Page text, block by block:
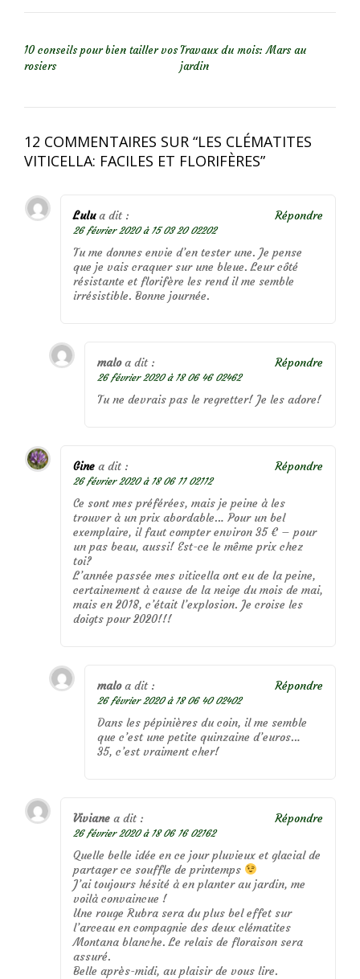
10 conseils pour bien tailler vos
rosiers
Travaux du mois: Mars au
jardin
12 COMMENTAIRES SUR “LES CLÉMATITES
VITICELLA: FACILES ET FLORIFÈRES”
Lulu a dit :
26 février 2020 à 15 03 20 02202
Tu me donnes envie d’en tester une. Je pense
que je vais craquer sur une bleue. Leur côté
résistante et florifère les rend il me semble
irrésistible. Bonne journée.
Répondre
malo a dit :
26 février 2020 à 18 06 46 02462
Tu ne devrais pas le regretter! Je les adore!
Répondre
Gine a dit :
26 février 2020 à 18 06 11 02112
Ce sont mes préférées, mais je peine à les
trouver à un prix abordable… Pour un bel
exemplaire, il faut compter environ 35 € – pour
un pas beau, aussi! Est-ce le même prix chez
toi?
L’année passée mes viticella ont eu de la peine,
certainement à cause de la neige du mois de mai,
mais en 2018, c’était l’explosion. Je croise les
doigts pour 2020!!!
Répondre
malo a dit :
26 février 2020 à 18 06 40 02402
Dans les pépinières du coin, il me semble
que c’est une petite quinzaine d’euros…
35, c’est vraiment cher!
Répondre
Viviane a dit :
26 février 2020 à 18 06 16 02162
Quelle belle idée en ce jour pluvieux et glacial de
partager ce souffle de printemps
J’ai toujours hésité à en planter au jardin, me
voilà convaincue !
Une rouge Rubra sera du plus bel effet sur
l’arceau en compagnie des deux clématites
Montana blanche. Le relais de floraison sera
assuré.
Belle après-midi, au plaisir de vous lire.
Répondre